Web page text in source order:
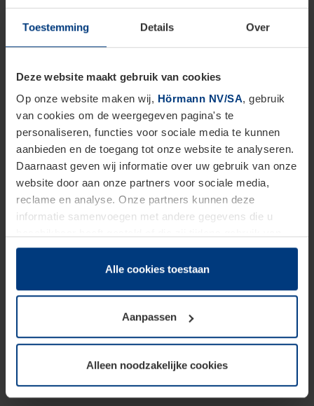
Toestemming Details Over
Deze website maakt gebruik van cookies
Op onze website maken wij, Hörmann NV/SA, gebruik
van cookies om de weergegeven pagina's te
personaliseren, functies voor sociale media te kunnen
aanbieden en de toegang tot onze website te analyseren.
Daarnaast geven wij informatie over uw gebruik van onze
website door aan onze partners voor sociale media,
reclame en analyse. Onze partners kunnen deze
informatie samenvoegen met andere gegevens die u
hun diensten hebben verzameld.
Juridisch hebben wij het recht om cookies op uw
van deze pagina's absoluut vereist is. Voor alle andere
soorten cookies is uw toestemming benodigd. Uw
toestemming kunt u op elk moment bij de uitleg van de
wijzigen of herroepen.
Alle cookies toestaan
Aanpassen
Alleen noodzakelijke cookies